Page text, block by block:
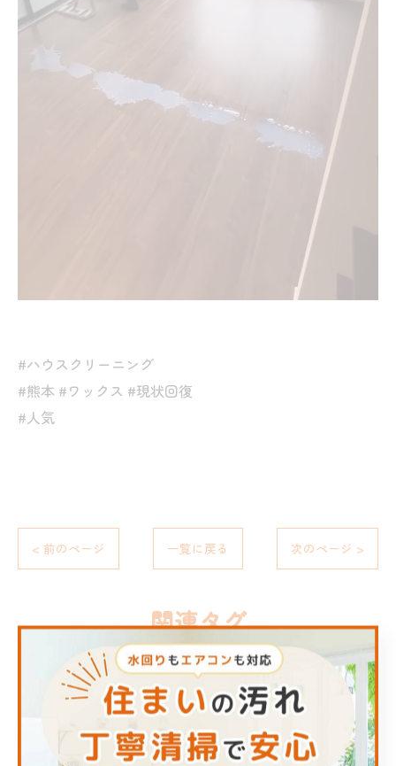
#ハウスクリーニング
#熊本 #ワックス #現状回復
#人気
< 前のページ 一覧に戻る 次のページ >
関連タグ
#ハウスクリーニング #熊本